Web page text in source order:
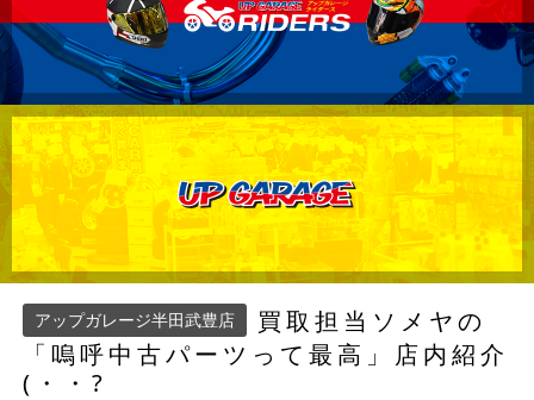
アップガレージ半田武豊店
買取担当ソメヤの
「嗚呼中古パーツって最高」店内紹介
(・・?